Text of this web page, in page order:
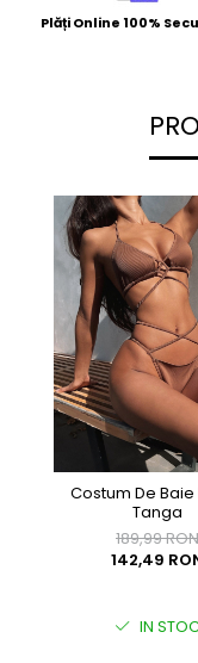
Plăți Online 100%
Costum De
Tanga
189,99 RON
142,49
IN